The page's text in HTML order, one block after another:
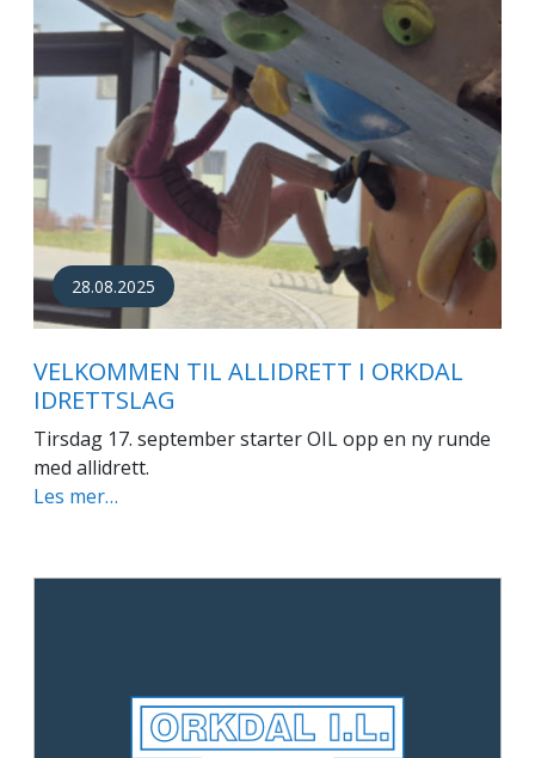
28.08.2025
VELKOMMEN TIL ALLIDRETT I ORKDAL
IDRETTSLAG
Tirsdag 17. september starter OIL opp en ny runde
med allidrett.
Les mer…